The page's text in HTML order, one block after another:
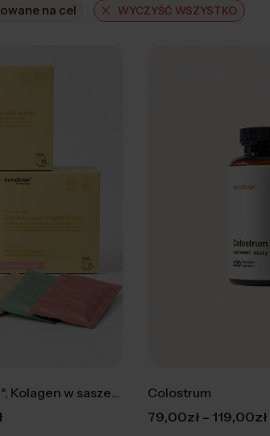
na cel WYCZYŚĆ WSZYSTKO
For Skin Anti-Aging°, Kolagen w saszetkach
Colostrum
79,00zł – 119,00zł